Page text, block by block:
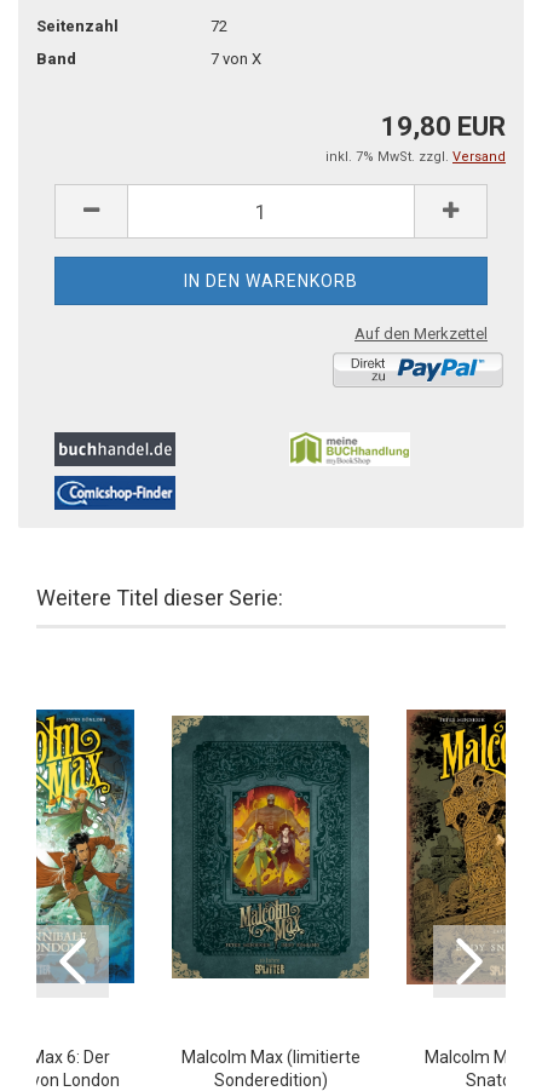
Seitenzahl
72
Band
7 von X
19,80 EUR
inkl. 7% MwSt. zzgl. Versand
Auf den Merkzettel
Weitere Titel dieser Serie:
Max 6: Der
von London
Malcolm Max (limitierte
Sonderedition)
Malcolm Max